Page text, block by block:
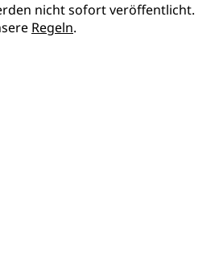
nicht sofort veröffentlicht.
Regeln.